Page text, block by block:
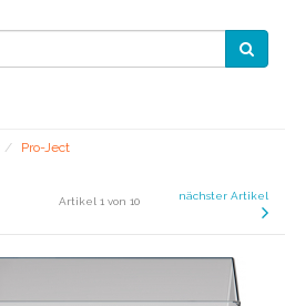
Pro-Ject
Artikel 1 von 10 nächster Artikel